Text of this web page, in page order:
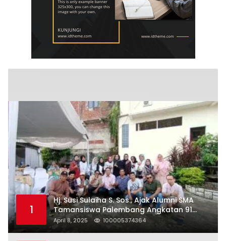
1
Hj. Susi Sulaiha S. Sos., Ajak Alumni SMA
Tamansiswa Palembang Angkatan 91
Halal Bihalal
April 8, 2025 100005374364